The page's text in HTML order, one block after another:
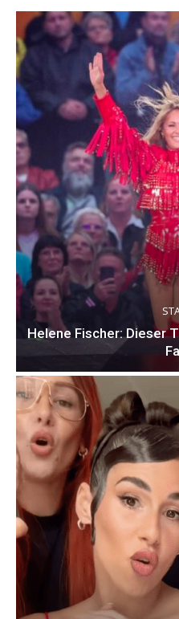
Helene Fischer: Dieser